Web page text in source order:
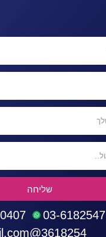
שליחה
03-6182547
3618254@gmail.com